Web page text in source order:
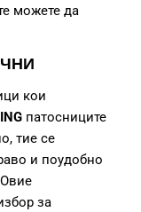
можете да
кои
патосниците
тие се
и поудобно
за